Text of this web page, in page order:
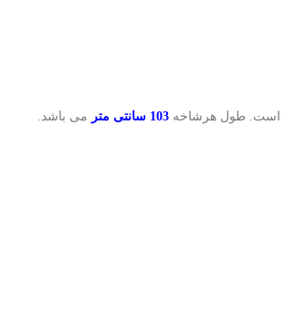
است. طول هرشاخه 103 سانتی متر می باشد.